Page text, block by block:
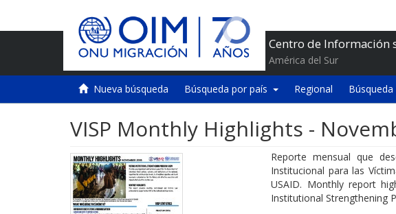
Centro de Información
América del Sur
Nueva búsqueda Búsqueda por país Regional
VISP Monthly Highlights -
Reporte mensual que
Institucional para las
USAID. Monthly report
Institutional Strengthening